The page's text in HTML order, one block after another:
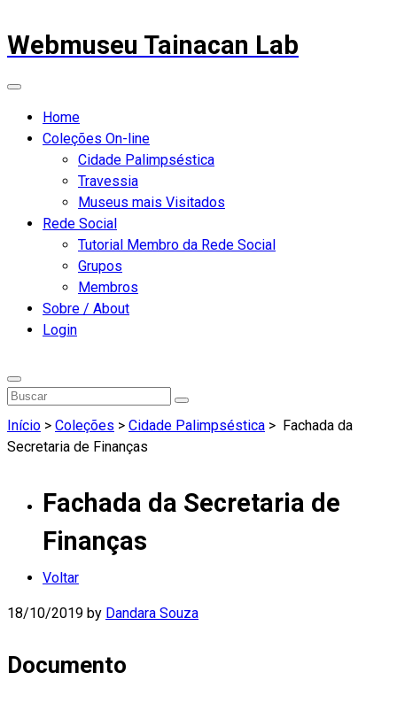
Webmuseu Tainacan Lab
Home
Coleções On-line
Cidade Palimpséstica
Travessia
Museus mais Visitados
Rede Social
Tutorial Membro da Rede Social
Grupos
Membros
Sobre / About
Login
Início > Coleções > Cidade Palimpséstica > Fachada da
Secretaria de Finanças
Fachada da Secretaria de
Finanças
Voltar
18/10/2019 by Dandara Souza
Documento